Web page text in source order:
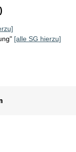
[alle SG hierzu]